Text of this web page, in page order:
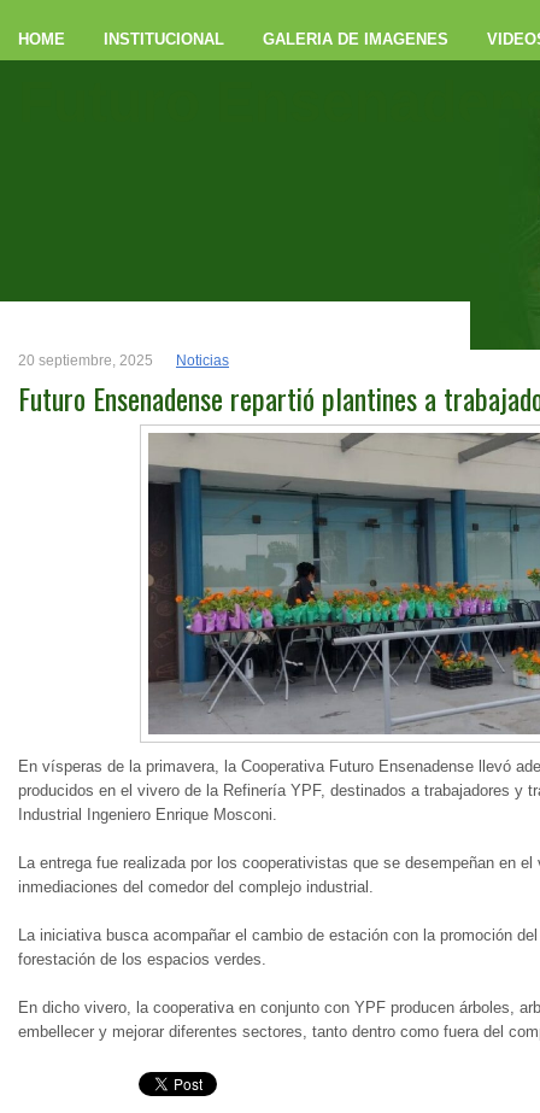
HOME INSTITUCIONAL GALERIA DE IMAGENES
20 septiembre, 2025 Noticias
Futuro Ensenadense repartió plantines a
En vísperas de la primavera, la Cooperativa Futuro Ensenadense llevó
producidos en el vivero de la Refinería YPF, destinados a trabajadores y
Industrial Ingeniero Enrique Mosconi.
La entrega fue realizada por los cooperativistas que se desempeñan en
inmediaciones del comedor del complejo industrial.
La iniciativa busca acompañar el cambio de estación con la promoción
forestación de los espacios verdes.
En dicho vivero, la cooperativa en conjunto con YPF producen árboles,
embellecer y mejorar diferentes sectores, tanto dentro como fuera del